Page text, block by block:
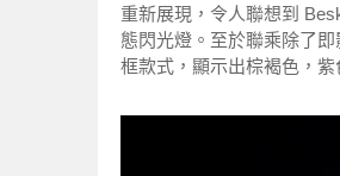
重新展現，令人聯想到
態閃光燈。至於聯乘除了
框款式，顯示出棕褐色，